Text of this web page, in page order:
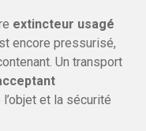
extincteur usagé
encore pressurisé,
Un transport
et la sécurité